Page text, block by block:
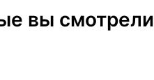
вы смотрели